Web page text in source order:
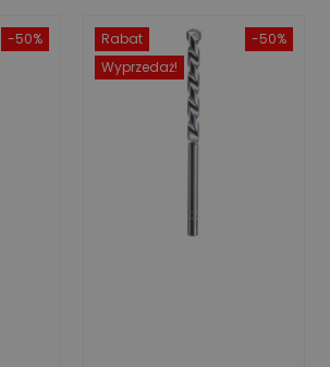
-50% -50%
Rabat
Wyprzedaż!